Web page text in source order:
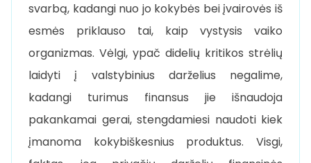
svarbą, kadangi nuo jo kokybės bei įvairovės iš
esmės priklauso tai, kaip vystysis vaiko
organizmas. Vėlgi, ypač didelių kritikos strėlių
laidyti į valstybinius darželius negalime,
kadangi turimus finansus jie išnaudoja
pakankamai gerai, stengdamiesi naudoti kiek
įmanoma kokybiškesnius produktus. Visgi,